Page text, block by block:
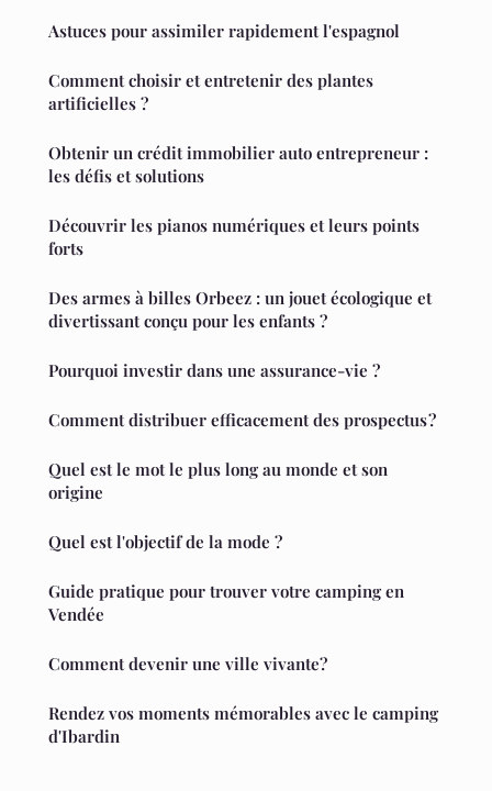
Astuces pour assimiler rapidement l'espagnol
Comment choisir et entretenir des plantes
artificielles ?
Obtenir un crédit immobilier auto entrepreneur :
les défis et solutions
Découvrir les pianos numériques et leurs points
forts
Des armes à billes Orbeez : un jouet écologique et
divertissant conçu pour les enfants ?
Pourquoi investir dans une assurance-vie ?
Comment distribuer efficacement des prospectus ?
Quel est le mot le plus long au monde et son
origine
Quel est l'objectif de la mode ?
Guide pratique pour trouver votre camping en
Vendée
Comment devenir une ville vivante?
Rendez vos moments mémorables avec le camping
d'Ibardin